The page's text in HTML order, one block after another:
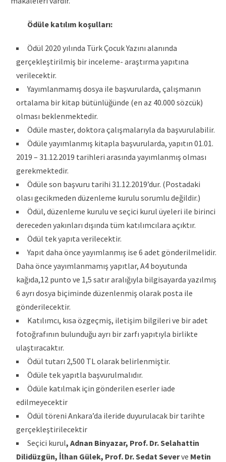
Ödüle katılım koşulları:
Ödül 2020 yılında Türk Çocuk Yazını alanında
gerçekleştirilmiş bir inceleme- araştırma yapıtına
verilecektir.
Yayımlanmamış dosya ile başvurularda, çalışmanın
ortalama bir kitap bütünlüğünde (en az 40.000 sözcük)
olması beklenmektedir.
Ödüle master, doktora çalışmalarıyla da başvurulabilir.
Ödüle yayımlanmış kitapla başvurularda, yapıtın 01.01.
2019 – 31.12.2019 tarihleri arasında yayımlanmış olması
gerekmektedir.
Ödüle son başvuru tarihi 31.12.2019’dur. (Postadaki
olası gecikmeden düzenleme kurulu sorumlu değildir.)
Ödül, düzenleme kurulu ve seçici kurul üyeleri ile birinci
dereceden yakınları dışında tüm katılımcılara açıktır.
Ödül tek yapıta verilecektir.
Yapıt daha önce yayımlanmış ise 6 adet gönderilmelidir.
Daha önce yayımlanmamış yapıtlar, A4 boyutunda
kağıda,12 punto ve 1,5 satır aralığıyla bilgisayarda yazılmış
6 ayrı dosya biçiminde düzenlenmiş olarak posta ile
gönderilecektir.
Katılımcı, kısa özgeçmiş, iletişim bilgileri ve bir adet
fotoğrafının bulunduğu ayrı bir zarfı yapıtıyla birlikte
ulaştıracaktır.
Ödül tutarı 2,500 TL olarak belirlenmiştir.
Ödüle tek yapıtla başvurulmalıdır.
Ödüle katılmak için gönderilen eserler iade
edilmeyecektir
Ödül töreni Ankara’da ileride duyurulacak bir tarihte
gerçekleştirilecektir
Seçici kurul, Adnan Binyazar, Prof. Dr. Selahattin
Dilidüzgün, İlhan Gülek, Prof. Dr. Sedat Severve Metin